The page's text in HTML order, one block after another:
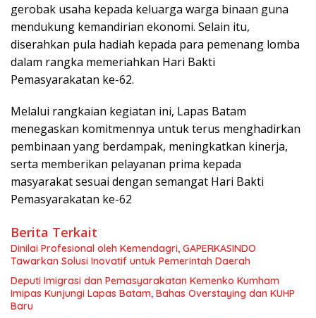
gerobak usaha kepada keluarga warga binaan guna
mendukung kemandirian ekonomi. Selain itu,
diserahkan pula hadiah kepada para pemenang lomba
dalam rangka memeriahkan Hari Bakti
Pemasyarakatan ke-62.
Melalui rangkaian kegiatan ini, Lapas Batam
menegaskan komitmennya untuk terus menghadirkan
pembinaan yang berdampak, meningkatkan kinerja,
serta memberikan pelayanan prima kepada
masyarakat sesuai dengan semangat Hari Bakti
Pemasyarakatan ke-62
Berita Terkait
Dinilai Profesional oleh Kemendagri, GAPERKASINDO
Tawarkan Solusi Inovatif untuk Pemerintah Daerah
Deputi Imigrasi dan Pemasyarakatan Kemenko Kumham
Imipas Kunjungi Lapas Batam, Bahas Overstaying dan KUHP
Baru